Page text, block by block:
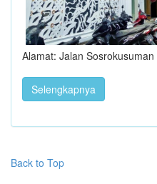
Alamat: Jalan
Selengkapnya
Back to Top